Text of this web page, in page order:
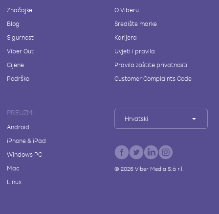
Značajke
Blog
Sigurnost
Viber Out
Cijene
Podrška
O Viberu
Središte marke
Karijera
Uvjeti i pravila
Pravila zaštite privatnosti
Customer Complaints Code
PREUZMI
Android
iPhone & iPad
Windows PC
Mac
Linux
Hrvatski
© 2026Viber Media S.à r.l.